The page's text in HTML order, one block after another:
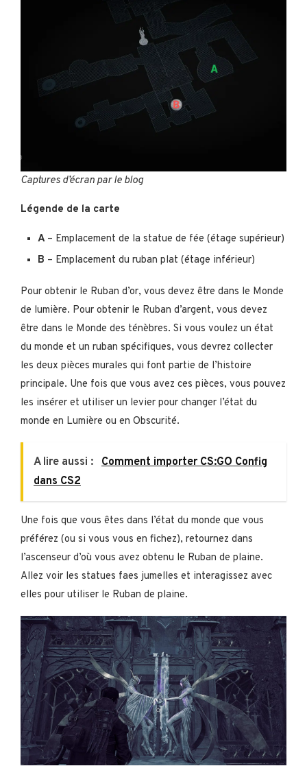
Captures d’écran par le blog
Légende de la carte
A – Emplacement de la statue de fée (étage supérieur)
B – Emplacement du ruban plat (étage inférieur)
Pour obtenir le Ruban d’or, vous devez être dans le Monde
de lumière. Pour obtenir le Ruban d’argent, vous devez
être dans le Monde des ténèbres. Si vous voulez un état
du monde et un ruban spécifiques, vous devrez collecter
les deux pièces murales qui font partie de l’histoire
principale. Une fois que vous avez ces pièces, vous pouvez
les insérer et utiliser un levier pour changer l’état du
monde en Lumière ou en Obscurité.
A lire aussi :
Comment importer CS:GO Config
dans CS2
Une fois que vous êtes dans l’état du monde que vous
préférez (ou si vous vous en fichez), retournez dans
l’ascenseur d’où vous avez obtenu le Ruban de plaine.
Allez voir les statues faes jumelles et interagissez avec
elles pour utiliser le Ruban de plaine.